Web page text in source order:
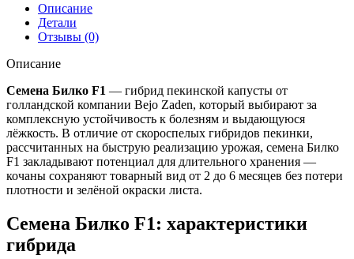
Описание
Детали
Отзывы (0)
Описание
Семена Билко F1 — гибрид пекинской капусты от
голландской компании Bejo Zaden, который выбирают за
комплексную устойчивость к болезням и выдающуюся
лёжкость. В отличие от скороспелых гибридов пекинки,
рассчитанных на быструю реализацию урожая, семена Билко
F1 закладывают потенциал для длительного хранения —
кочаны сохраняют товарный вид от 2 до 6 месяцев без потери
плотности и зелёной окраски листа.
Семена Билко F1: характеристики
гибрида